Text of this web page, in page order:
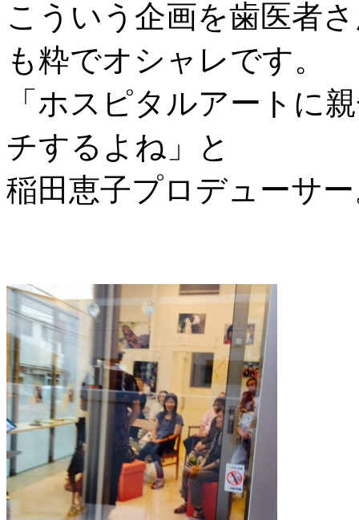
こういう企画を歯医者
も粋でオシャレです。
「ホスピタルアートに
チするよね」と
稲田恵子プロデューサ